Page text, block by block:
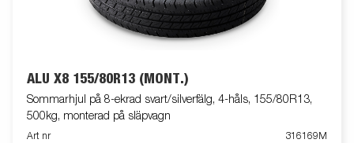
ALU X8 155/80R13 (MONT.)
Sommarhjul på 8-ekrad svart/silverfälg, 4-håls, 155/80R13,
500kg, monterad på släpvagn
Art nr 316169M